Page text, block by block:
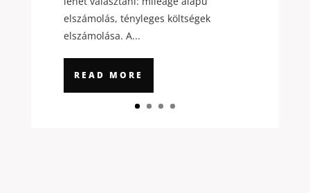
elszámolás, tényleges költségek
elszámolása. A...
READ MORE